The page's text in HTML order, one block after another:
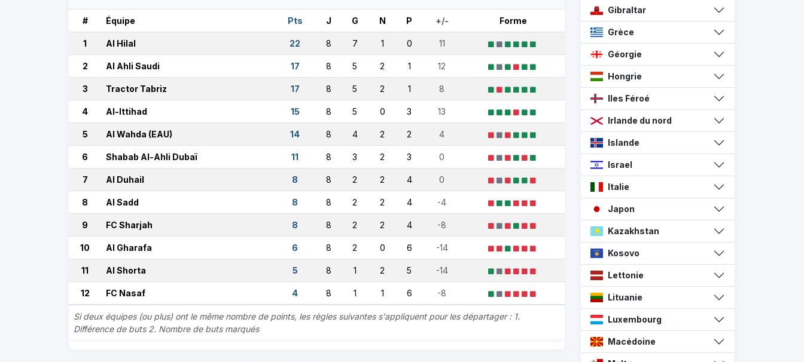
# Équipe Pts J G N P +/- Forme
1 Al Hilal 22 8 7 1 0 11
2 Al Ahli Saudi 17 8 5 2 1 12
3 Tractor Tabriz 17 8 5 2 1 8
4 Al-Ittihad 15 8 5 0 3 13
5 Al Wahda (EAU) 14 8 4 2 2 4
6 Shabab Al-Ahli Dubaï 11 8 3 2 3 0
7 Al Duhail 8 8 2 2 4 0
8 Al Sadd 8 8 2 2 4 -4
9 FC Sharjah 8 8 2 2 4 -8
10 Al Gharafa 6 8 2 0 6 -14
11 Al Shorta 5 8 1 2 5 -14
12 FC Nasaf 4 8 1 1 6 -8
Si deux équipes (ou plus) ont le même nombre de points, les règles suivantes s'appliquent pour les départager : 1.
Différence de buts 2. Nombre de buts marqués
Gibraltar
Grèce
Géorgie
Hongrie
Iles Féroé
Irlande du nord
Islande
Israel
Italie
Japon
Kazakhstan
Kosovo
Lettonie
Lituanie
Luxembourg
Macédoine